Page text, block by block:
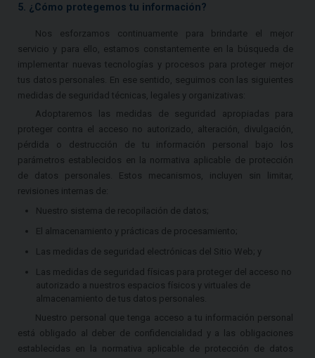
5. ¿Cómo protegemos tu información?
Nos esforzamos continuamente para brindarte el mejor
servicio y para ello, estamos constantemente en la búsqueda de
implementar nuevas tecnologías y procesos para proteger mejor
tus datos personales. En ese sentido, seguimos con las siguientes
medidas de seguridad técnicas, legales y organizativas:
Adoptaremos las medidas de seguridad apropiadas para
proteger contra el acceso no autorizado, alteración, divulgación,
pérdida o destrucción de tu información personal bajo los
parámetros establecidos en la normativa aplicable de protección
de datos personales. Estos mecanismos, incluyen sin limitar,
revisiones internas de:
Nuestro sistema de recopilación de datos;
El almacenamiento y prácticas de procesamiento;
Las medidas de seguridad electrónicas del Sitio Web; y
Las medidas de seguridad físicas para proteger del acceso no
autorizado a nuestros espacios físicos y virtuales de
almacenamiento de tus datos personales.
Nuestro personal que tenga acceso a tu información personal
está obligado al deber de confidencialidad y a las obligaciones
establecidas en la normativa aplicable de protección de datos